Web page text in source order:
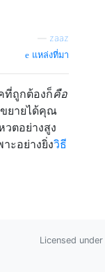
zaaz
แหล่งที่มา
ที่ถูกต้องก็คือ
ยายได้คุณ
ตอย่างสูง
ะอย่างยิ่งวิธี
Licensed under